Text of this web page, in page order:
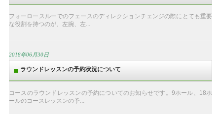
フォーロースルーでのフェースのディレクションチェンジの際にとても重要
な役割を持つのが、左腕、左...
2018年06月30日
ラウンドレッスンの予約状況について
コースのラウンドレッスンの予約についてのお知らせです。9ホール、18ホ
ールのコースレッスンの予...